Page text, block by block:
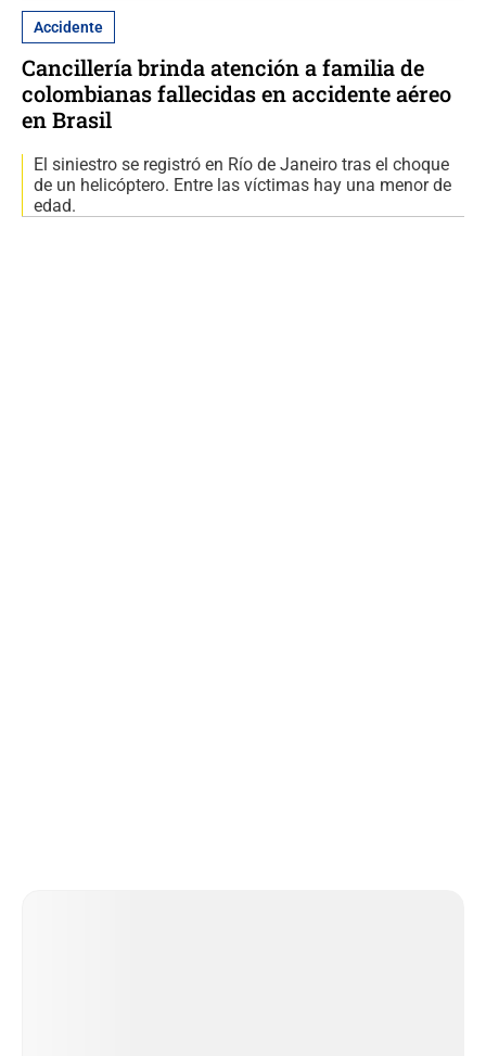
Accidente
Cancillería brinda atención a familia de
colombianas fallecidas en accidente aéreo
en Brasil
El siniestro se registró en Río de Janeiro tras el choque
de un helicóptero. Entre las víctimas hay una menor de
edad.